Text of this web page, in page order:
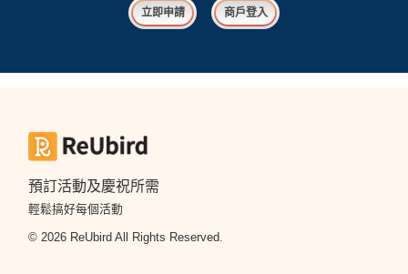
立即申請 商戶登入
預訂活動及慶祝所需
輕鬆搞好每個活動
© 2026 ReUbird All Rights Reserved.